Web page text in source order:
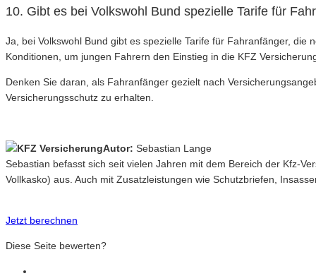
10. Gibt es bei Volkswohl Bund spezielle Tarife für
Ja, bei Volkswohl Bund gibt es spezielle Tarife für Fahranfänger,
Konditionen, um jungen Fahrern den Einstieg in die KFZ
Denken Sie daran, als Fahranfänger gezielt nach
Versicherungsschutz zu erhalten.
Autor: Sebastian Lange
Sebastian befasst sich seit vielen Jahren mit dem Bereich der Kfz-
Vollkasko) aus. Auch mit Zusatzleistungen wie Schutzbriefen,
Jetzt berechnen
Diese Seite bewerten?